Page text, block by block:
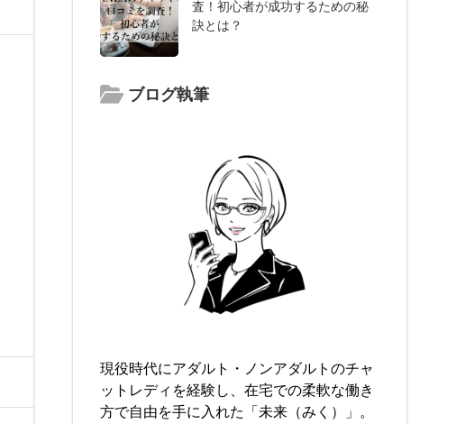
査！初心者が成功するための秘
訣とは？
ブログ執筆
現役時代にアダルト・ノンアダルトのチャ
ットレディを経験し、在宅での柔軟な働き
方で自由を手に入れた「未来（みく）」。